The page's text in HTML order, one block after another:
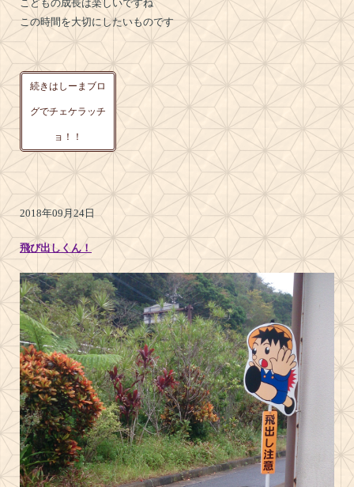
こどもの成長は楽しいですね
この時間を大切にしたいものです
続きはしーまブロ
グでチェケラッチ
ョ！！
2018年09月24日
飛び出しくん！